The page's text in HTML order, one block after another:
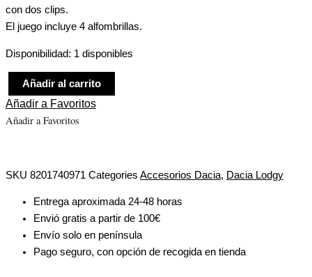
con dos clips.
El juego incluye 4 alfombrillas.
Disponibilidad: 1 disponibles
Añadir al carrito
Añadir a Favoritos
Añadir a Favoritos
SKU 8201740971 Categories Accesorios Dacia, Dacia Lodgy
Entrega aproximada 24-48 horas
Envió gratis a partir de 100€
Envío solo en península
Pago seguro, con opción de recogida en tienda